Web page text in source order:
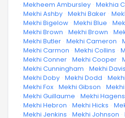
· Mekheem Ambursley · Mekhia
· Mekhi Ashby · Mekhi Baker ·
· Mekhi Bigelow · Mekhi Blue ·
· Mekhi Brown · Mekhi Brown ·
· Mekhi Butler · Mekhi Cameron ·
· Mekhi Carmon · Mekhi Collins ·
· Mekhi Conner · Mekhi Cooper ·
· Mekhi Cunningham · Mekhi Davis
· Mekhi Doby · Mekhi Dodd ·
· Mekhi Fox · Mekhi Gibson ·
· Mekhi Guillaume · Mekhi Hagens
· Mekhi Hebron · Mekhi Hicks ·
· Mekhi Jenkins · Mekhi Johnson ·